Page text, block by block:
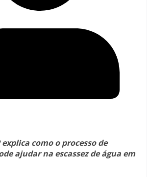
explica como o processo de
ajudar na escassez de água em